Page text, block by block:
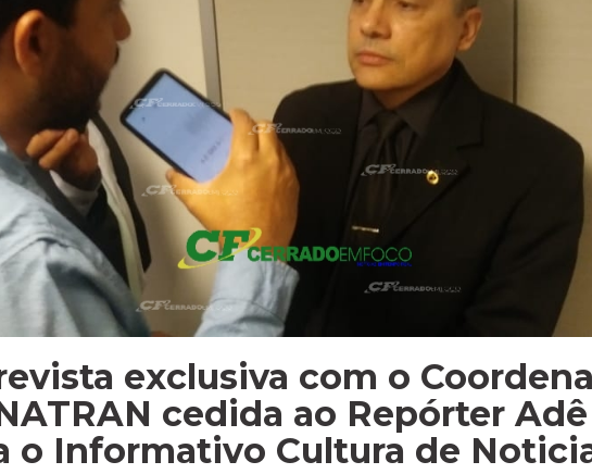
exclusiva com o
cedida ao Repórter Adê
o Informativo Cultura de